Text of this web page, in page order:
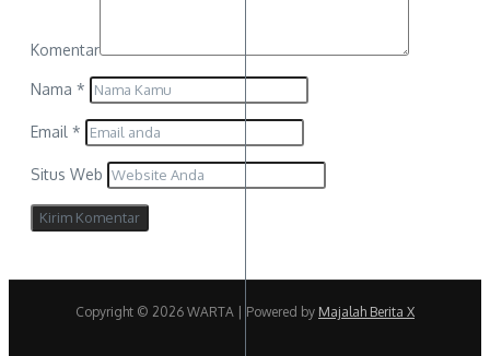
Komentar
Nama *
Email *
Situs Web
Copyright © 2026 WARTA | Powered by Majalah Berita X